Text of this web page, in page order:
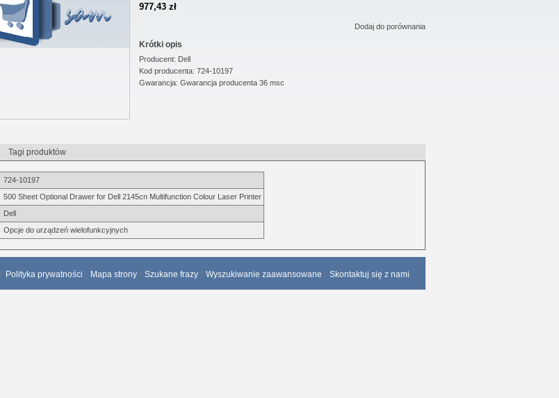
977,43 zł
Dodaj do porównania
Krótki opis
Producent: Dell
Kod producenta: 724-10197
Gwarancja: Gwarancja producenta 36 msc
Tagi produktów
724-10197
500 Sheet Optional Drawer for Dell 2145cn Multifunction Colour Laser Printer
Dell
Opcje do urządzeń wielofunkcyjnych
Polityka prywatności Mapa strony Szukane frazy Wyszukiwanie zaawansowane Skontaktuj się z nami